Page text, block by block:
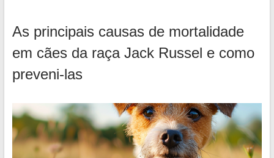
As principais causas de mortalidade
em cães da raça Jack Russel e como
preveni-las